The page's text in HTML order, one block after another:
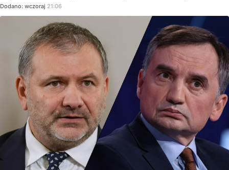
Dodano: wczoraj 21:06